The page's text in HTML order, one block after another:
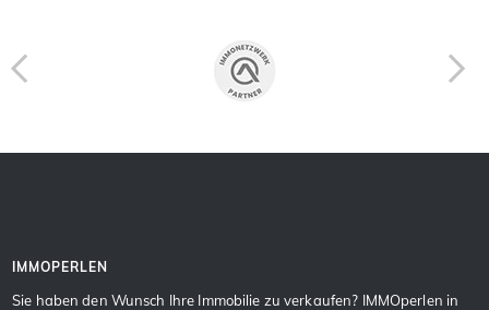
IMMOPERLEN
Sie haben den Wunsch Ihre Immobilie zu verkaufen? IMMOperlen in